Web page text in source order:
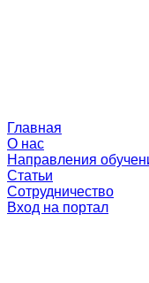
Главная
О нас
Направления
Статьи
Сотрудничество
Вход на портал